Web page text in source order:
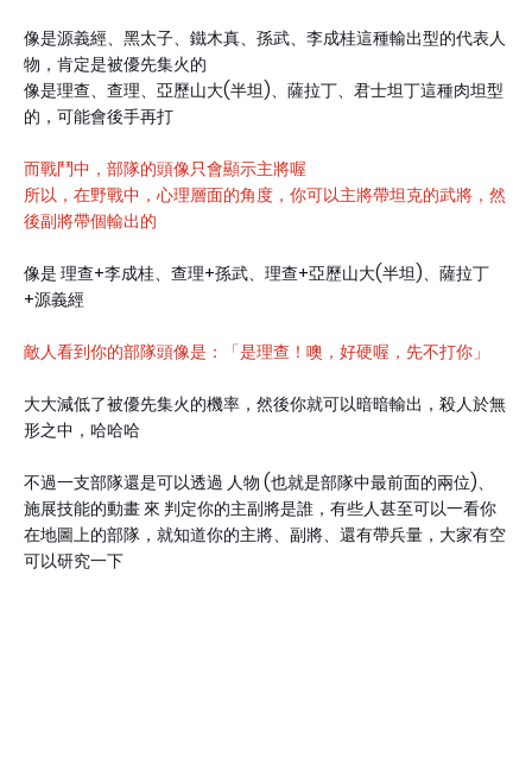
像是源義經、黑太子、鐵木真、孫武、李成桂這種輸出型的代表人
物，肯定是被優先集火的
像是理查、查理、亞歷山大(半坦)、薩拉丁、君士坦丁這種肉坦型
的，可能會後手再打
而戰鬥中，部隊的頭像只會顯示主將喔
所以，在野戰中，心理層面的角度，你可以主將帶坦克的武將，然
後副將帶個輸出的
像是 理查+李成桂、查理+孫武、理查+亞歷山大(半坦)、薩拉丁
+源義經
敵人看到你的部隊頭像是：「是理查！噢，好硬喔，先不打你」
大大減低了被優先集火的機率，然後你就可以暗暗輸出，殺人於無
形之中，哈哈哈
不過一支部隊還是可以透過 人物 (也就是部隊中最前面的兩位)、
施展技能的動畫 來 判定你的主副將是誰，有些人甚至可以一看你
在地圖上的部隊，就知道你的主將、副將、還有帶兵量，大家有空
可以研究一下